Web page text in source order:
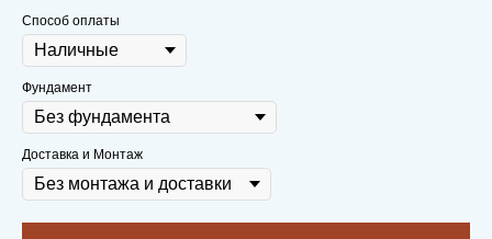
Способ оплаты
Фундамент
Доставка и Монтаж
Через 10 лет приедем на чай с плюшками
со спокойной душой и послушаем,
новые мечты родились в вашем доме
который построили мы